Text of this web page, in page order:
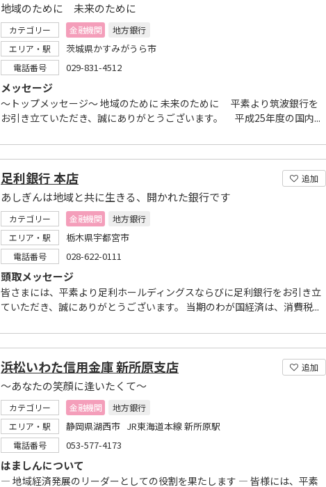
地域のために 未来のために
カテゴリー 金融機関
地方銀行
エリア・駅
茨城県かすみがうら市
電話番号 029-831-4512
メッセージ
～トップメッセージ～ 地域のために 未来のために 平素より筑波銀行を
お引き立ていただき、誠にありがとうございます。 平成25年度の国内...
追加
足利銀行 本店
あしぎんは地域と共に生きる、開かれた銀行です
カテゴリー 金融機関
地方銀行
エリア・駅
栃木県宇都宮市
電話番号 028-622-0111
頭取メッセージ
皆さまには、平素より足利ホールディングスならびに足利銀行をお引き立
ていただき、誠にありがとうございます。 当期のわが国経済は、消費税...
追加
浜松いわた信用金庫 新所原支店
～あなたの笑顔に逢いたくて～
カテゴリー 金融機関
地方銀行
エリア・駅
静岡県湖西市 JR東海道本線 新所原駅
電話番号 053-577-4173
はましんについて
― 地域経済発展のリーダーとしての役割を果たします ― 皆様には、平素